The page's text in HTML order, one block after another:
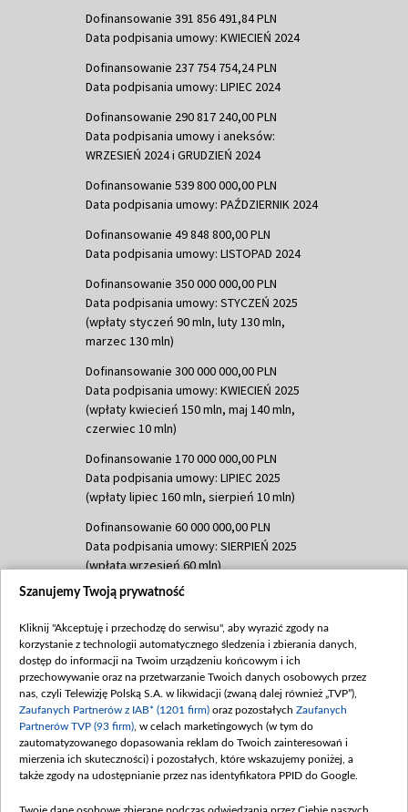
Dofinansowanie 391 856 491,84 PLN
Data podpisania umowy: KWIECIEŃ 2024
Dofinansowanie 237 754 754,24 PLN
Data podpisania umowy: LIPIEC 2024
Dofinansowanie 290 817 240,00 PLN
Data podpisania umowy i aneksów:
WRZESIEŃ 2024 i GRUDZIEŃ 2024
Dofinansowanie 539 800 000,00 PLN
Data podpisania umowy: PAŹDZIERNIK 2024
Dofinansowanie 49 848 800,00 PLN
Data podpisania umowy: LISTOPAD 2024
Dofinansowanie 350 000 000,00 PLN
Data podpisania umowy: STYCZEŃ 2025
(wpłaty styczeń 90 mln, luty 130 mln,
marzec 130 mln)
Dofinansowanie 300 000 000,00 PLN
Data podpisania umowy: KWIECIEŃ 2025
(wpłaty kwiecień 150 mln, maj 140 mln,
czerwiec 10 mln)
Dofinansowanie 170 000 000,00 PLN
Data podpisania umowy: LIPIEC 2025
(wpłaty lipiec 160 mln, sierpień 10 mln)
Dofinansowanie 60 000 000,00 PLN
Data podpisania umowy: SIERPIEŃ 2025
(wpłata wrzesień 60 mln)
Dofinansowanie 635 783 051,21 PLN
(wpłata wrzesień 100 mln, październik 350
mln, listopad 265 mln)
Dofinansowanie 48 862 000,00 PLN
Data podpisania umowy: GRUDZIEŃ 2025
(wpłata grudzień 60,548 mln)
Dofinansowanie 900 000 000,00 PLN
Data podpisania umowy: LUTY 2026 (wpłata
kwiecień 180 mln, 7 maja 180 mln, 8
Szanujemy Twoją prywatność
Kliknij "Akceptuję i przechodzę do serwisu", aby wyrazić zgody na
korzystanie z technologii automatycznego śledzenia i zbierania danych,
dostęp do informacji na Twoim urządzeniu końcowym i ich
przechowywanie oraz na przetwarzanie Twoich danych osobowych przez
nas, czyli Telewizję Polską S.A. w likwidacji (zwaną dalej również „TVP”),
Zaufanych Partnerów z IAB* (1201 firm) oraz pozostałych Zaufanych
Partnerów TVP (93 firm) , w celach marketingowych (w tym do
zautomatyzowanego dopasowania reklam do Twoich zainteresowań i
mierzenia ich skuteczności) i pozostałych, które wskazujemy poniżej, a
także zgody na udostępnianie przez nas identyfikatora PPID do Google.